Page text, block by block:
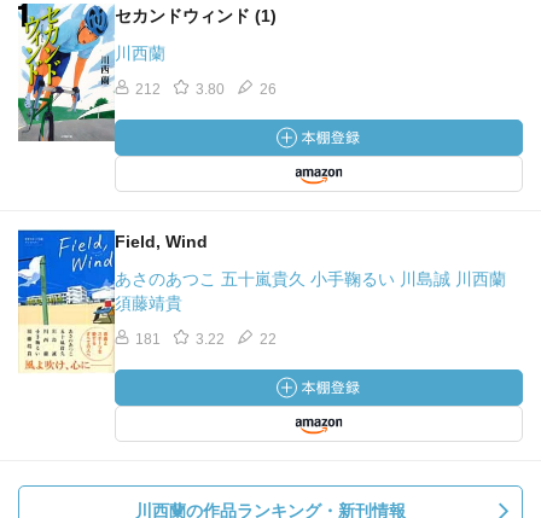
セカンドウィンド (1)
川西蘭
212 3.80 26
Field, Wind
あさのあつこ 五十嵐貴久 小手鞠るい 川島誠 川西蘭
須藤靖貴
181 3.22 22
川西蘭の作品ランキング・新刊情報